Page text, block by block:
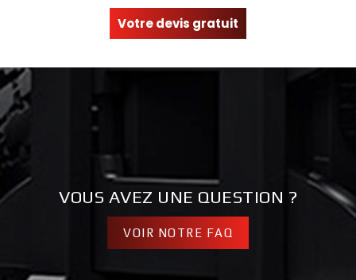
Votre devis gratuit
VOUS AVEZ UNE QUESTION ?
VOIR NOTRE FAQ